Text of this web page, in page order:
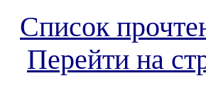
Список
Перейти на